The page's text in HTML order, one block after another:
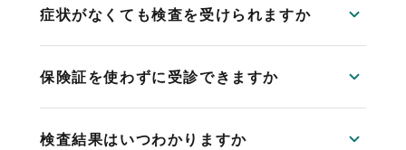
症状がなくても検査を受けられますか
保険証を使わずに受診できますか
検査結果はいつわかりますか